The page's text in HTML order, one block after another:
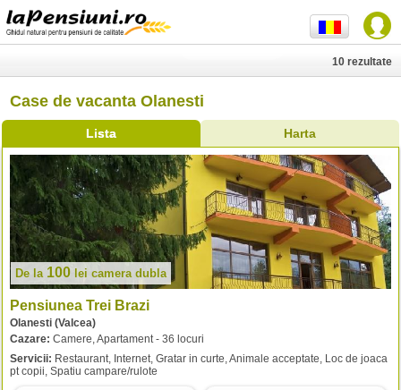
Case de vacanta Olanesti
Lista Harta
10 rezultate
De la 100 lei camera dubla
Pensiunea Trei Brazi
Olanesti (Valcea)
Cazare: Camere, Apartament - 36 locuri
Servicii: Restaurant, Internet, Gratar in curte, Animale acceptate, Loc de joaca
pt copii, Spatiu campare/rulote